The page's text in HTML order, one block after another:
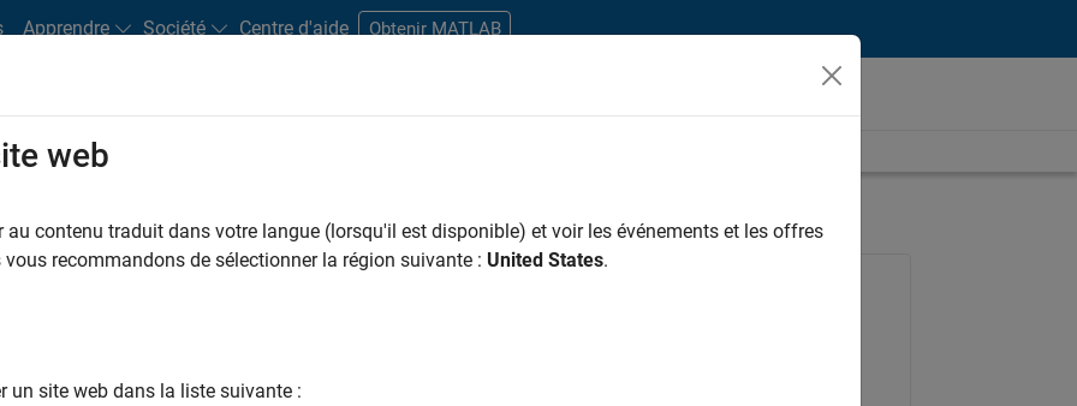
Apprendre Société Centre d'aide Obtenir MATLAB
bureaux Étudiants et carrières
web
au contenu traduit dans votre langue (lorsqu'il est disponible) et voir les événements et les offres
vous recommandons de sélectionner la région suivante : United States.
un site web dans la liste suivante :